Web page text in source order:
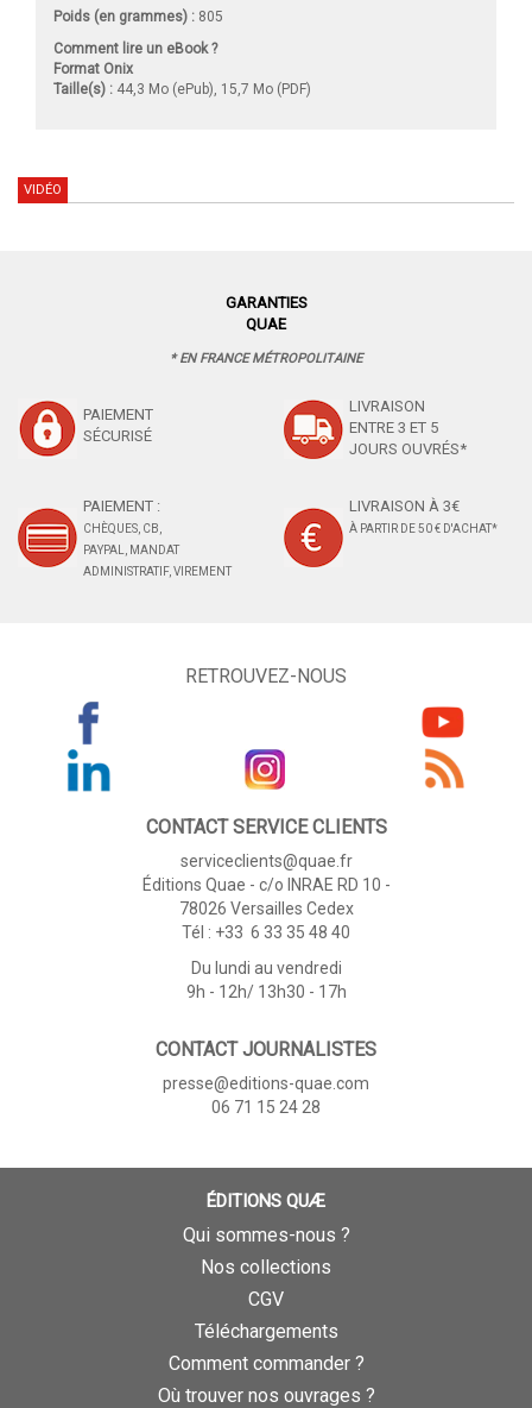
Poids (en grammes) : 805
Comment lire un eBook ?
Format Onix
Taille(s) : 44,3 Mo (ePub), 15,7 Mo (PDF)
VIDÉO
GARANTIES
QUAE
* EN FRANCE MÉTROPOLITAINE
PAIEMENT
SÉCURISÉ
LIVRAISON
ENTRE 3 ET 5
JOURS OUVRÉS*
PAIEMENT :
CHÈQUES, CB,
PAYPAL, MANDAT
ADMINISTRATIF, VIREMENT
LIVRAISON À 3€
À PARTIR DE 50 € D'ACHAT*
RETROUVEZ-NOUS
CONTACT SERVICE CLIENTS
serviceclients@quae.fr
Éditions Quae - c/o INRAE RD 10 -
78026 Versailles Cedex
Tél : +33 6 33 35 48 40
Du lundi au vendredi
9h - 12h/ 13h30 - 17h
CONTACT JOURNALISTES
presse@editions-quae.com
06 71 15 24 28
ÉDITIONS QUÆ
Qui sommes-nous ?
Nos collections
CGV
Téléchargements
Comment commander ?
Où trouver nos ouvrages ?